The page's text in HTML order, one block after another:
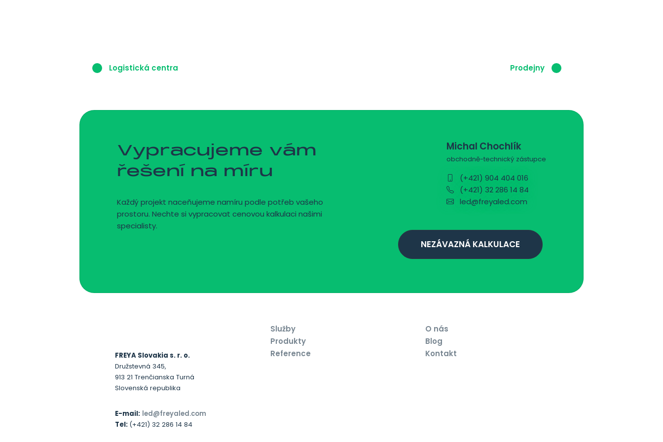
Logistická centra Prodejny
Vypracujeme vám
řešení na míru
Každý projekt naceňujeme namíru podle potřeb vašeho
prostoru. Nechte si vypracovat cenovou kalkulaci našimi
specialisty.
Michal Chochlík
obchodně-technický zástupce
(+421) 904 404 016
(+421) 32 286 14 84
led@freyaled.com
NEZÁVAZNÁ KALKULACE
FREYA Slovakia s. r. o.
Družstevná 345,
913 21 Trenčianska Turná
Slovenská republika
E-mail: led@freyaled.com
Tel: (+421) 32 286 14 84
Služby
Produkty
Reference
O nás
Blog
Kontakt